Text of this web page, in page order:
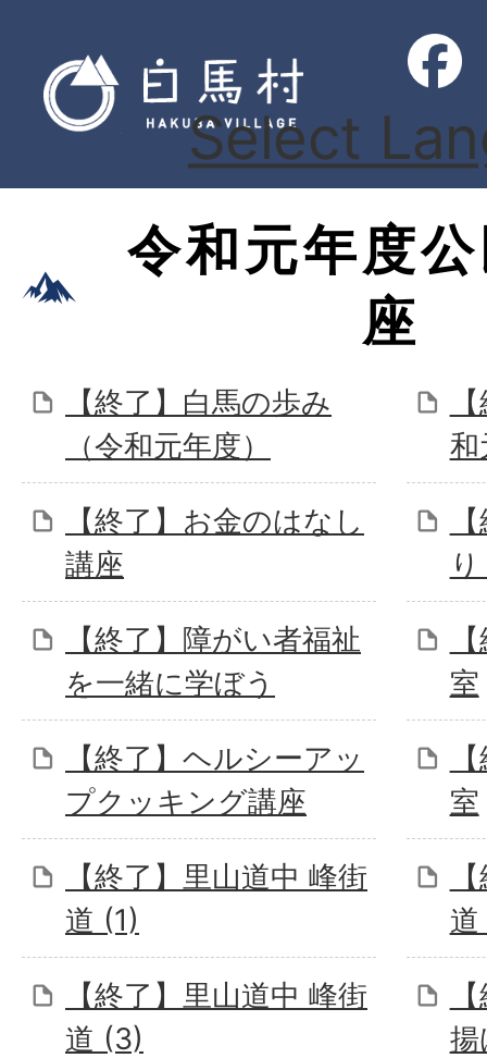
Select
令和元年度
座
【終了】白馬の歩み
（令和元年度）
和
【終了】お金のはなし
講座
【終了】障がい者福祉
を一緒に学ぼう
室
【終了】ヘルシーアッ
プクッキング講座
室
【終了】里山道中 峰街
道 (1)
【終了】里山道中 峰街
道 (3)
揚